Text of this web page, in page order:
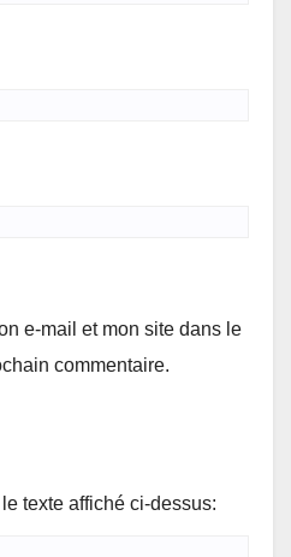
e-mail et mon site dans le
commentaire.
texte affiché ci-dessus: